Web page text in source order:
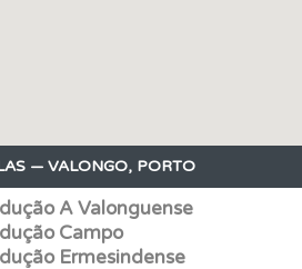
a ajuda se tiver dúvidas
temas onde tem mais
— VALONGO, PORTO
A Valonguense
Campo
Ermesindense